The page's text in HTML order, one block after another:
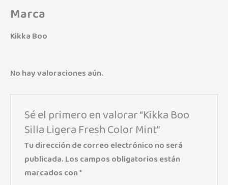
Marca
Kikka Boo
No hay valoraciones aún.
Sé el primero en valorar “Kikka Boo
Silla Ligera Fresh Color Mint”
Tu dirección de correo electrónico no será
publicada.Los campos obligatorios están
marcados con*